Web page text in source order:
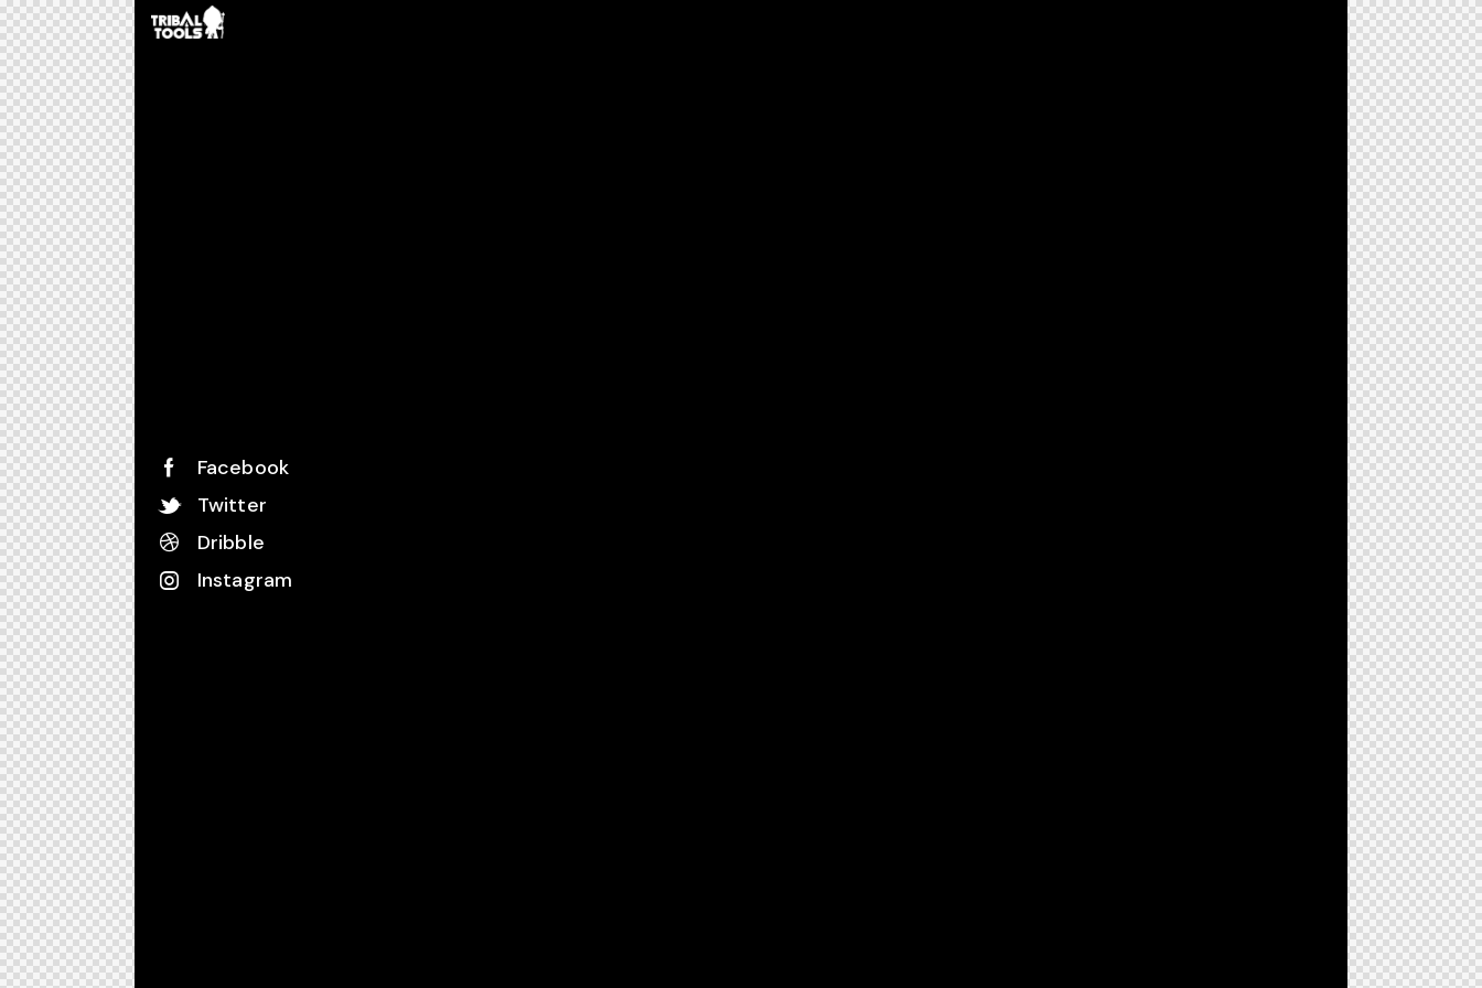
Facebook
Twitter
Dribble
Instagram